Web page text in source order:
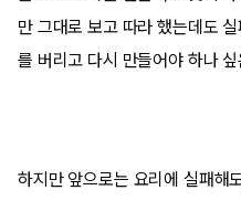
만 그대로 보고 따라 했는데도
를 버리고 다시 만들어야 하나
하지만 앞으로는 요리에 실패해